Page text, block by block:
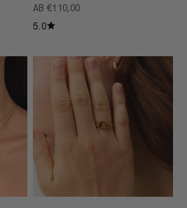
ANGEBOT
AB €110,00
5.0